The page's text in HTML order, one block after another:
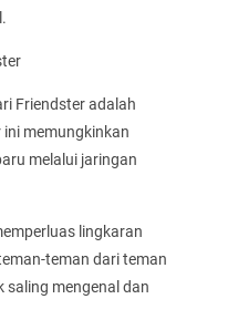
Friendster adalah
ini memungkinkan
melalui jaringan
lingkaran
teman dari teman
saling mengenal dan